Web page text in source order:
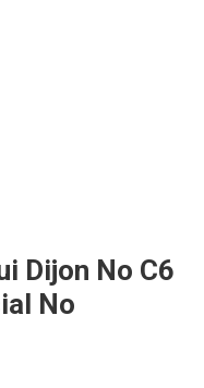
Dijon No C6
No